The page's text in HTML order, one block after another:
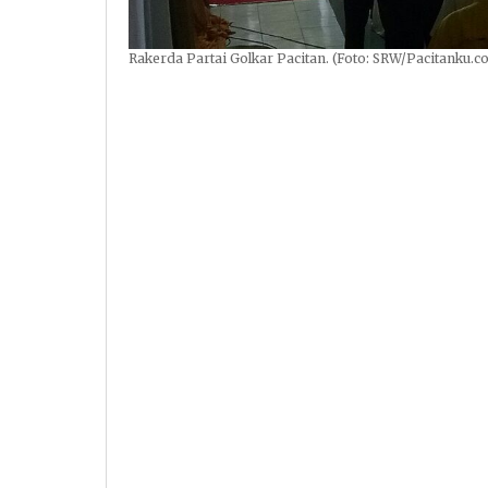
Rakerda Partai Golkar Pacitan. (Foto: SRW/